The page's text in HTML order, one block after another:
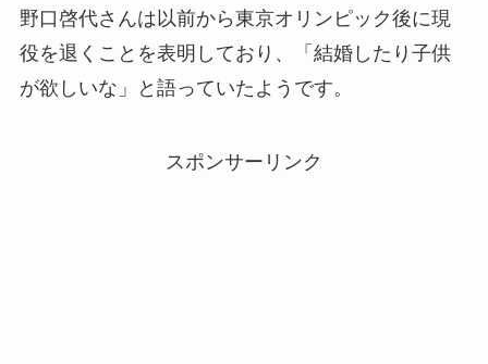
野口啓代さんは以前から東京オリンピック後に現
役を退くことを表明しており、「結婚したり子供
が欲しいな」と語っていたようです。
スポンサーリンク